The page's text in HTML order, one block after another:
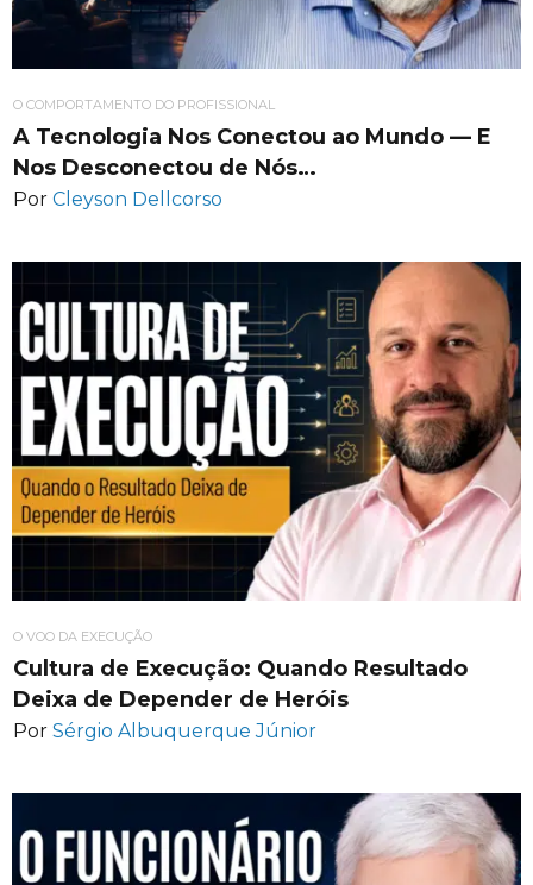
O COMPORTAMENTO DO PROFISSIONAL
A Tecnologia Nos Conectou ao Mundo — E
Nos Desconectou de Nós…
Por Cleyson Dellcorso
O VOO DA EXECUÇÃO
Cultura de Execução: Quando Resultado
Deixa de Depender de Heróis
Por Sérgio Albuquerque Júnior